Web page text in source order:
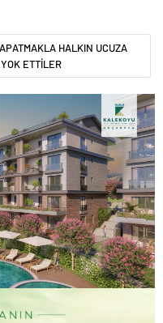
HALKIN UCUZA
ETTİLER